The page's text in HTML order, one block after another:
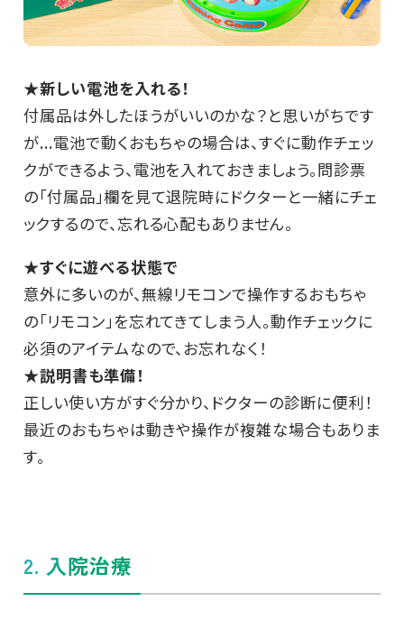
★新しい電池を入れる！
付属品は外したほうがいいのかな？と思いがちです
が...電池で動くおもちゃの場合は、すぐに動作チェッ
クができるよう、電池を入れておきましょう。問診票
の「付属品」欄を見て退院時にドクターと一緒にチェ
ックするので、忘れる心配もありません。
★すぐに遊べる状態で
意外に多いのが、無線リモコンで操作するおもちゃ
の「リモコン」を忘れてきてしまう人。動作チェックに
必須のアイテムなので、お忘れなく！
★説明書も準備！
正しい使い方がすぐ分かり、ドクターの診断に便利！
最近のおもちゃは動きや操作が複雑な場合もありま
す。
2. 入院治療